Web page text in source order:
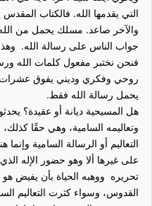
التي يقدمها الله. فالكتاب
والآخر صاعد. مسلك يحمل من
جواب الناس على رسالة الله.
فنحن نختبر مفعول كلمات الله
روحي وفكري وديني يفوق عشرات
يحمل رسالة الله فقط.
هل المسيحية ديانة أو عقيدة؟
وتعاليمه السامية، وهي حقًا
التعاليم أو الرسالة السامية
على غيرها ألا وهو حضور الإله
تحريره ووهبه الحياة بأن يفيض
القدوس، وسواء كثرت التعاليم